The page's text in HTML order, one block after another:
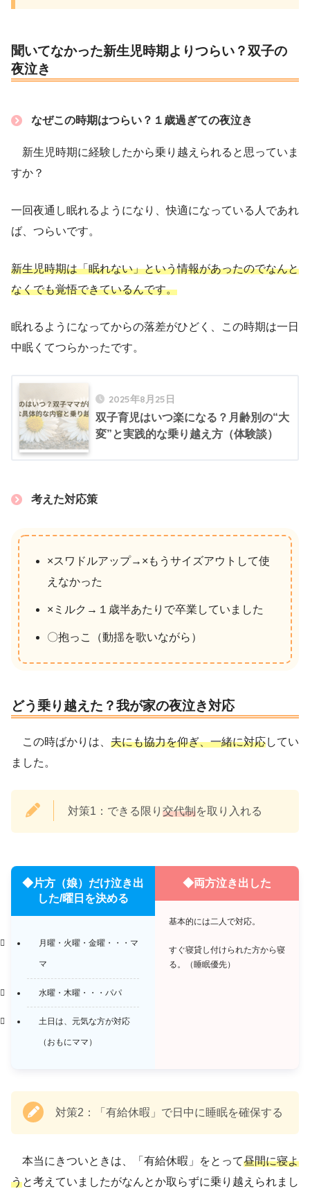
聞いてなかった新生児時期よりつらい？双子の
夜泣き
なぜこの時期はつらい？１歳過ぎての夜泣き
新生児時期に経験したから乗り越えられると思っていま
すか？
一回夜通し眠れるようになり、快適になっている人であれ
ば、つらいです。
新生児時期は「眠れない」という情報があったのでなんと
なくでも覚悟できているんです。
眠れるようになってからの落差がひどく、この時期は一日
中眠くてつらかったです。
2025年8月25日
双子育児はいつ楽になる？月齢別の“大
変”と実践的な乗り越え方（体験談）
考えた対応策
×スワドルアップ→×もうサイズアウトして使
えなかった
×ミルク→１歳半あたりで卒業していました
〇抱っこ（動揺を歌いながら）
どう乗り越えた？我が家の夜泣き対応
この時ばかりは、 夫にも協力を仰ぎ、一緒に対応してい
ました。
対策1：できる限り 交代制を取り入れる
◆片方（娘）だけ泣き出
した/曜日を決める
月曜・火曜・金曜・・・マ
マ
水曜・木曜・・・パパ
土日は、元気な方が対応
（おもにママ）
◆両方泣き出した
基本的には二人で対応。
すぐ寝貸し付けられた方から寝
る。（睡眠優先）
対策2：「有給休暇」で日中に睡眠を確保する
本当にきついときは、「有給休暇」をとって昼間に寝よ
うと考えていましたがなんとか取らずに乗り越えられまし